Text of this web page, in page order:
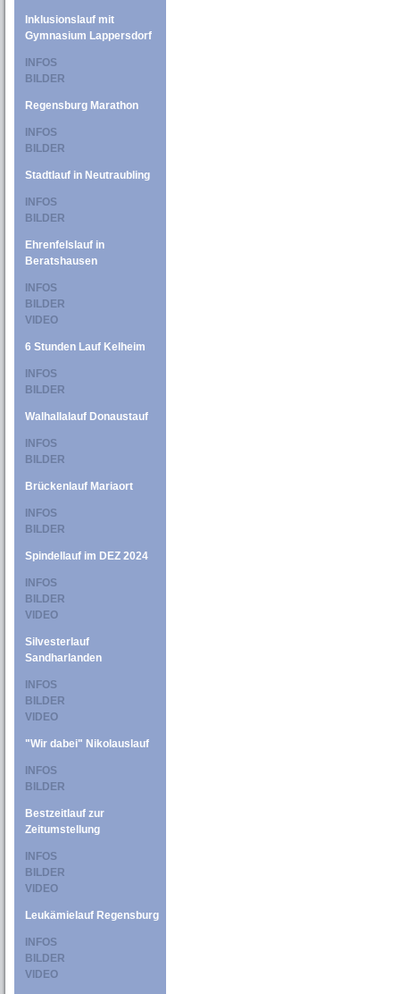
Inklusionslauf mit
Gymnasium Lappersdorf
INFOS
BILDER
Regensburg Marathon
INFOS
BILDER
Stadtlauf in Neutraubling
INFOS
BILDER
Ehrenfelslauf in
Beratshausen
INFOS
BILDER
VIDEO
6 Stunden Lauf Kelheim
INFOS
BILDER
Walhallalauf Donaustauf
INFOS
BILDER
Brückenlauf Mariaort
INFOS
BILDER
Spindellauf im DEZ 2024
INFOS
BILDER
VIDEO
Silvesterlauf
Sandharlanden
INFOS
BILDER
VIDEO
"Wir dabei" Nikolauslauf
INFOS
BILDER
Bestzeitlauf zur
Zeitumstellung
INFOS
BILDER
VIDEO
Leukämielauf Regensburg
INFOS
BILDER
VIDEO